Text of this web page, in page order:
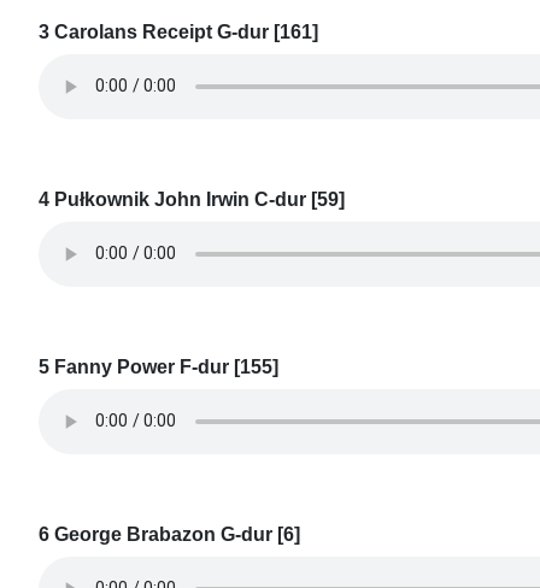
3 Carolans Receipt G-dur [161]
4 Pułkownik John Irwin C-dur [59]
5 Fanny Power F-dur [155]
6 George Brabazon G-dur [6]